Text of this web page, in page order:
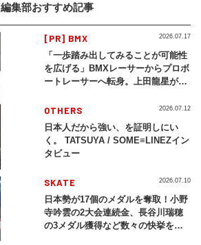
編集部おすすめ記事
[PR] BMX
「一歩踏み出してみることが可能性
を広げる」BMXレーサーからプロボ
ートレーサーへ転身。上田龍星が体
2026.07.17
OTHERS
日本人だから強い、を証明しにい
く。 TATSUYA / SOME≡LINEZイン
タビュー
2026.07.12
SKATE
日本勢が17個のメダルを奪取！小野
寺吟雲の2大会連続金、長谷川瑞穂
の3メダル獲得など数々の快挙をプ
2026.07.10